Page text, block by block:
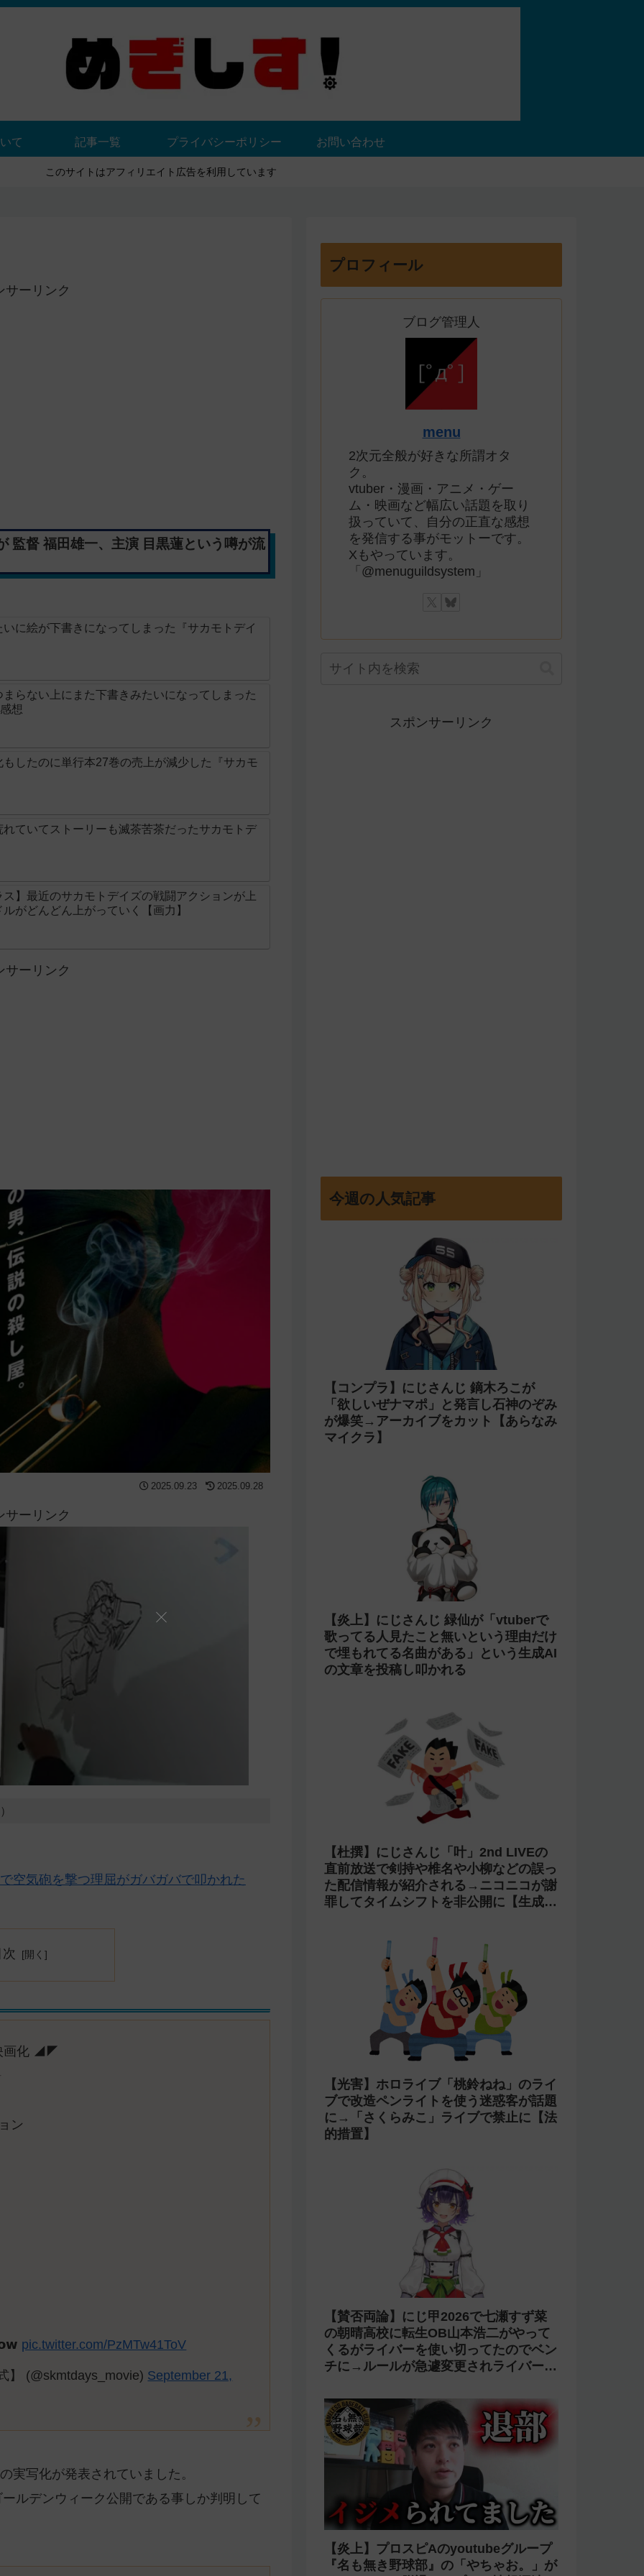
て 記事一覧 プライバシーポリシー お問い合わせ
このサイトはアフィリエイト広告を利用しています
サーリンク
監督 福田雄一、主演 目黒蓮という噂が流
に絵が下書きになってしまった『サカモトデイ
らない上にまた下書きみたいになってしまった
想
したのに単行本27巻の売上が減少した『サカモ
ていてストーリーも滅茶苦茶だったサカモトデ
】最近のサカモトデイズの戦闘アクションが上
がどんどん上がっていく【画力】
サーリンク
2025.09.23 2025.09.28
サーリンク
空気砲を撃つ理屈がガバガバで叩かれた
画化 ◢◤
ン
pic.twitter.com/PzMTw41ToV
】 (@skmtdays_movie) September 21,
実写化が発表されていました。
ルデンウィーク公開である事しか判明して
プロフィール
ブログ管理人
menu
2次元全般が好きな所謂オタ
ク。
vtuber・漫画・アニメ・ゲー
ム・映画など幅広い話題を取り
扱っていて、自分の正直な感想
を発信する事がモットーです。
Xもやっています。
「@menuguildsystem」
スポンサーリンク
今週の人気記事
【コンプラ】にじさんじ 鏑木ろこが
「欲しいぜナマポ」と発言し石神のぞみ
が爆笑→アーカイブをカット【あらなみ
マイクラ】
【炎上】にじさんじ 緑仙が「vtuberで
歌ってる人見たこと無いという理由だけ
で埋もれてる名曲がある」という生成AI
の文章を投稿し叩かれる
【杜撰】にじさんじ「叶」2nd LIVEの
直前放送で剣持や椎名や小柳などの誤っ
た配信情報が紹介される→ニコニコが謝
罪してタイムシフトを非公開に【生成
【光害】ホロライブ「桃鈴ねね」のライ
ブで改造ペンライトを使う迷惑客が話題
に→「さくらみこ」ライブで禁止に【法
的措置】
【賛否両論】にじ甲2026で七瀬すず菜
の朝晴高校に転生OB山本浩二がやって
くるがライバーを使い切ってたのでベン
チに→ルールが急遽変更されライバーの
【炎上】プロスピAのyoutubeグループ
『名も無き野球部』の「やちゃお。」が